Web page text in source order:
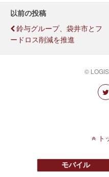
以前の投稿
鈴与グループ、袋井市とフ
ードロス削減を推進
©
ト
モバイル